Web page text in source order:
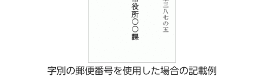
字別の郵便番号を使用した場合の記載例